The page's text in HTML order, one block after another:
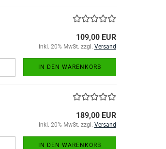
109,00 EUR
inkl. 20% MwSt. zzgl. Versand
IN DEN WARENKORB
189,00 EUR
inkl. 20% MwSt. zzgl. Versand
IN DEN WARENKORB